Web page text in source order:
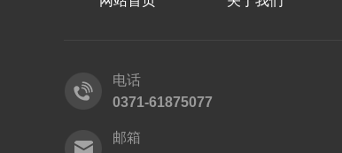
电话
0371-61875077
邮箱